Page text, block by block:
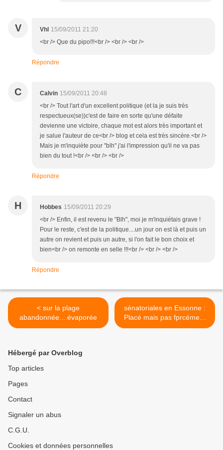
V Vhl 15/09/2011 21:20
<br /> Que du pipo!!!<br /> <br /> <br />
Répondre
C Calvin 15/09/2011 20:48
<br /> Tout l'art d'un excellent politique (et la je suis très
respectueux(se))c'est de faire en sorte qu'une défaite
devienne une victoire, chaque mot est alors très important et
je salue l'auteur de ce<br /> blog et cela est très sincère.<br />
Mais je m'inquiète pour "blh" j'ai l'impression qu'il ne va pas
bien du tout !<br /> <br /> <br />
Répondre
H Hobbes 15/09/2011 20:29
<br /> Enfin, il est revenu le "Blh", moi je m'inquiétais grave !
Pour le reste, c'est de la politique....un jour on est là et puis un
autre on revient et puis un autre, si l'on fait le bon choix et
bien<br /> on remonte en selle !!!<br /> <br /> <br />
Répondre
< sur la plage
abandonnée....évaporée
sénatoriales en Essonne :
Placé mais pas fprcément
gagnant >
Hébergé par Overblog
Top articles
Pages
Contact
Signaler un abus
C.G.U.
Cookies et données personnelles